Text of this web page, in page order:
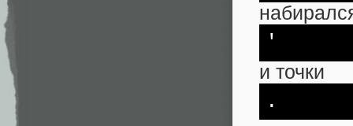
'
и точки
.